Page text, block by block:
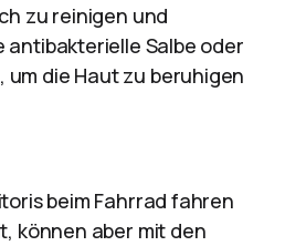
zu reinigen und
antibakterielle Salbe oder
die Haut zu beruhigen
beim Fahrrad fahren
können aber mit den